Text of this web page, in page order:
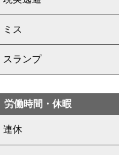
ミス
スランプ
労働時間・休暇
連休